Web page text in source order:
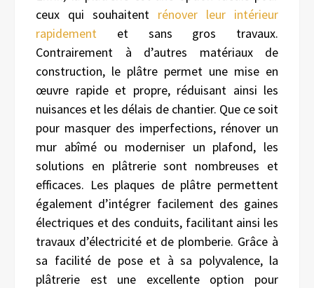
ceux qui souhaitent rénover leur intérieur
rapidement et sans gros travaux.
Contrairement à d’autres matériaux de
construction, le plâtre permet une mise en
œuvre rapide et propre, réduisant ainsi les
nuisances et les délais de chantier. Que ce soit
pour masquer des imperfections, rénover un
mur abîmé ou moderniser un plafond, les
solutions en plâtrerie sont nombreuses et
efficaces. Les plaques de plâtre permettent
également d’intégrer facilement des gaines
électriques et des conduits, facilitant ainsi les
travaux d’électricité et de plomberie. Grâce à
sa facilité de pose et à sa polyvalence, la
plâtrerie est une excellente option pour